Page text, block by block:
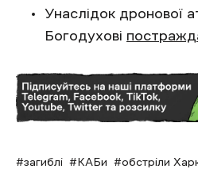
Унаслідок дронової
Богодухові
загиблі КАБи обстріли